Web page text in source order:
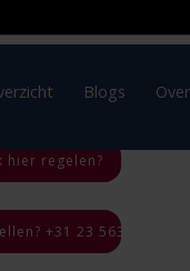
Nieuwsoverzicht
IN HET
hier regelen?
+31 23 563 35 44,